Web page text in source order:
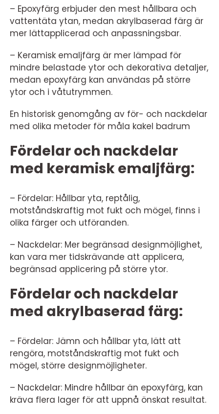
– Epoxyfärg erbjuder den mest hållbara och
vattentäta ytan, medan akrylbaserad färg är
mer lättapplicerad och anpassningsbar.
– Keramisk emaljfärg är mer lämpad för
mindre belastade ytor och dekorativa detaljer,
medan epoxyfärg kan användas på större
ytor och i våtutrymmen.
En historisk genomgång av för- och nackdelar
med olika metoder för måla kakel badrum
Fördelar och nackdelar
med keramisk emaljfärg:
– Fördelar: Hållbar yta, reptålig,
motståndskraftig mot fukt och mögel, finns i
olika färger och utföranden.
– Nackdelar: Mer begränsad designmöjlighet,
kan vara mer tidskrävande att applicera,
begränsad applicering på större ytor.
Fördelar och nackdelar
med akrylbaserad färg:
– Fördelar: Jämn och hållbar yta, lätt att
rengöra, motståndskraftig mot fukt och
mögel, större designmöjligheter.
– Nackdelar: Mindre hållbar än epoxyfärg, kan
kräva flera lager för att uppnå önskat resultat.